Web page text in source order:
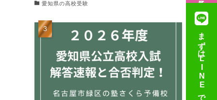
愛知県の高校受験
まずはLINEで質問